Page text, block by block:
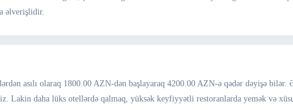
əlverişlidir.
asılı olaraq 1800.00 AZN-dən başlayaraq 4200.00 AZN-ə qədər dəyişə
Lakin daha lüks otellərdə qalmaq, yüksək keyfiyyətli restoranlarda yemək və